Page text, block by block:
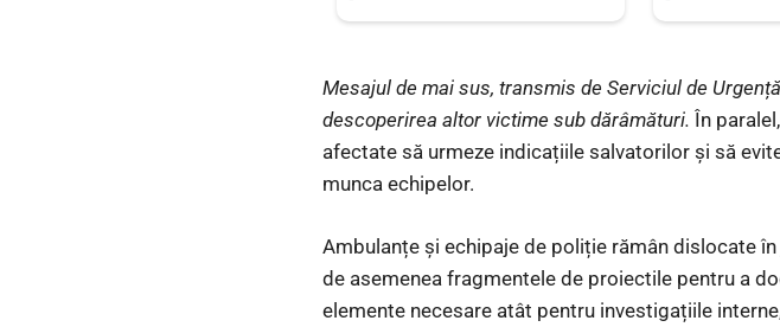
Mesajul de mai sus, transmis de Serviciul de
descoperirea altor victime sub dărâmături. În
afectate să urmeze indicațiile salvatorilor și să
munca echipelor.
Ambulanțe și echipaje de poliție rămân dislocate
de asemenea fragmentele de proiectile pentru a
elemente necesare atât pentru investigațiile